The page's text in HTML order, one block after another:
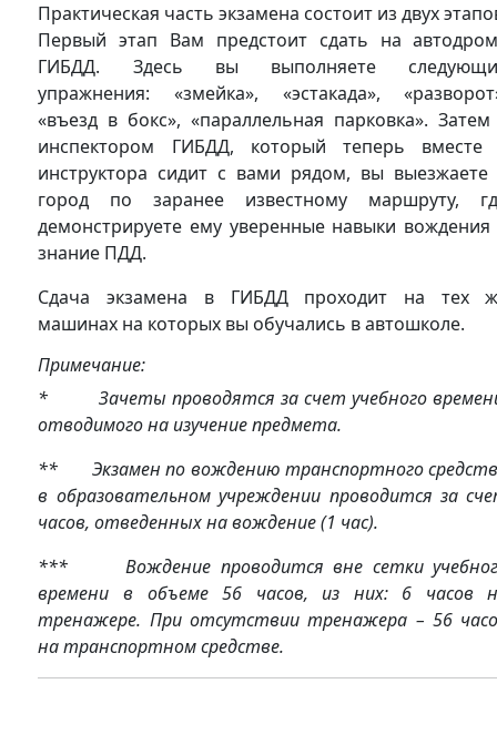
Практическая часть экзамена состоит из двух
Первый этап Вам предстоит сдать на
ГИБДД. Здесь вы выполняете
упражнения: «змейка», «эстакада»,
«въезд в бокс», «параллельная парковка». Затем
инспектором ГИБДД, который теперь вместе
инструктора сидит с вами рядом, вы выезжаете
город по заранее известному маршруту,
демонстрируете ему уверенные навыки вождения
знание ПДД.
Сдача экзамена в ГИБДД проходит на тех
машинах на которых вы обучались в автошколе.
Примечание:
* Зачеты проводятся за счет учебного
отводимого на изучение предмета.
** Экзамен по вождению транспортного
в образовательном учреждении проводится за
часов, отведенных на вождение (1 час).
*** Вождение проводится вне сетки
времени в объеме 56 часов, из них: 6 часов
тренажере. При отсутствии тренажера – 56
на транспортном средстве.